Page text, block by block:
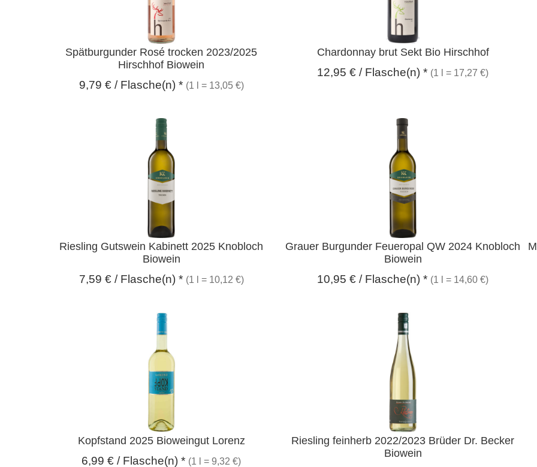
Spätburgunder Rosé trocken 2023/2025
Hirschhof Biowein
9,79 €/ Flasche(n) * (1 l = 13,05 €)
Chardonnay brut Sekt Bio Hirschhof
12,95 € / Flasche(n) * (1 l = 17,27 €)
Riesling Gutswein Kabinett 2025 Knobloch
Biowein
7,59 €/ Flasche(n) * (1 l = 10,12 €)
Grauer Burgunder Feueropal QW 2024 Knobloch
Biowein
10,95 € / Flasche(n) * (1 l = 14,60 €)
Kopfstand 2025 Bioweingut Lorenz
6,99 € / Flasche(n) * (1 l = 9,32 €)
Riesling feinherb 2022/2023 Brüder Dr. Becker
Biowein